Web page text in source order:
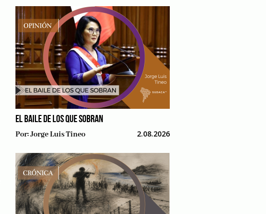
EL BAILE DE LOS QUE SOBRAN
Por:Jorge Luis Tineo 2.08.2026